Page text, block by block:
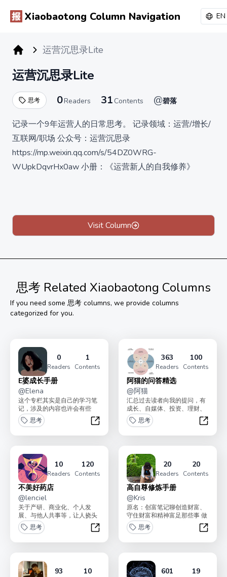
Xiaobaotong Column Navigation EN
运营沉思录Lite
运营沉思录Lite
思考 0Readers 31 Contents @碧落
记录一个9年运营人的日常思考。 记录领域：运营/增长/
互联网/职场 公众号：运营沉思录
https://mp.weixin.qq.com/s/54DZ0WRG-
WUpkDqvrHx0aw 小册：《运营新人的自我修养》
Visit Column
思考 Related Xiaobaotong Columns
If you need some 思考 columns, we provide columns
categorized for you.
0
Readers
1
Contents
E婆成长手册
@Elena
这个专栏其实是自己的学习笔
记，涉及的内容也许会有些
泛，但我想做的事是和你一起
见证自己的成长。我们都不...
思考
E婆成长手册
363
Readers
100
Contents
阿猫的问答精选
@阿猫
汇总过去读者向我的提问，有
成长、自媒体、投资、理财、
两性关系、时间管理等各个方
向。一共更新100篇，...
思考
阿猫
10
Readers
120
Contents
不美好药店
@lenciel
关于产研、商业化、个人发
展、与他人共事等，让人挠头
的各种 elegant puzzles，本
座的见闻...
思考
不美好药店
20
Readers
20
Contents
高自尊修炼手册
@Kris
原名：创富笔记聊创造财富、
守住财富和精神富足那些事 做
有心的观察者、做走心的行动
派、洞察事物本质和...
思考
高自
93 10 601 19